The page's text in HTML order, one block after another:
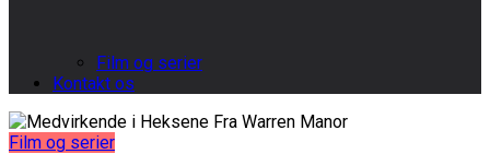
Film og serier
Kontakt os
Film og serier